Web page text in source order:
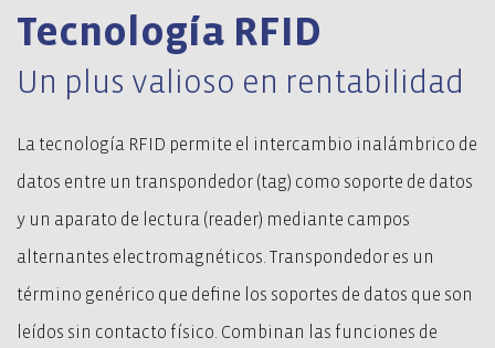
Tecnología RFID
Un plus valioso en rentabilidad
La tecnología RFID permite el intercambio inalámbrico de
datos entre un transpondedor (tag) como soporte de datos
y un aparato de lectura (reader) mediante campos
alternantes electromagnéticos. Transpondedor es un
término genérico que define los soportes de datos que son
leídos sin contacto físico. Combinan las funciones de